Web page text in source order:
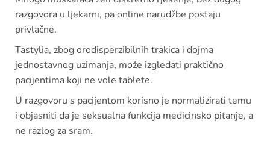
razgovora u ljekarni, pa online narudžbe postaju
privlačne.
Tastylia, zbog orodisperzibilnih trakica i dojma
jednostavnog uzimanja, može izgledati praktično
pacijentima koji ne vole tablete.
U razgovoru s pacijentom korisno je normalizirati temu
i objasniti da je seksualna funkcija medicinsko pitanje, a
ne razlog za sram.